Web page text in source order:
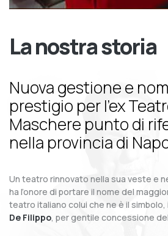
La nostra storia
Nuova gestione e
prestigio per l’ex
Maschere punto di
nella provincia di
Un teatro rinnovato nella sua veste e
ha l’onore di portare il nome del
teatro italiano colui che ne è il simbolo,
De Filippo, per gentile concessione